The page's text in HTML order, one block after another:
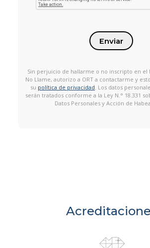
Enviar
Sin perjuicio de hallarme o no inscripto en el
No Llame, autorizo a ORT a contactarme y
su política de privacidad. Los datos
serán tratados conforme a la Ley N.° 18.331
Datos Personales y Acción de